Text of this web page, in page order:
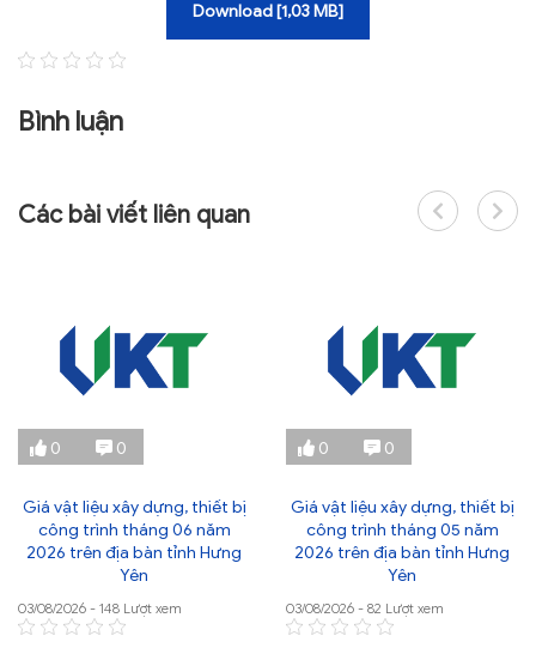
Download [1,03 MB]
Bình luận
Các bài viết liên quan
0 0
Giá vật liệu xây dựng, thiết bị
công trình tháng 06 năm
2026 trên địa bàn tỉnh Hưng
Yên
03/08/2026 - 148 Lượt xem
0 0
Giá vật liệu xây dựng, thiết bị
công trình tháng 05 năm
2026 trên địa bàn tỉnh Hưng
Yên
03/08/2026 - 82 Lượt xem